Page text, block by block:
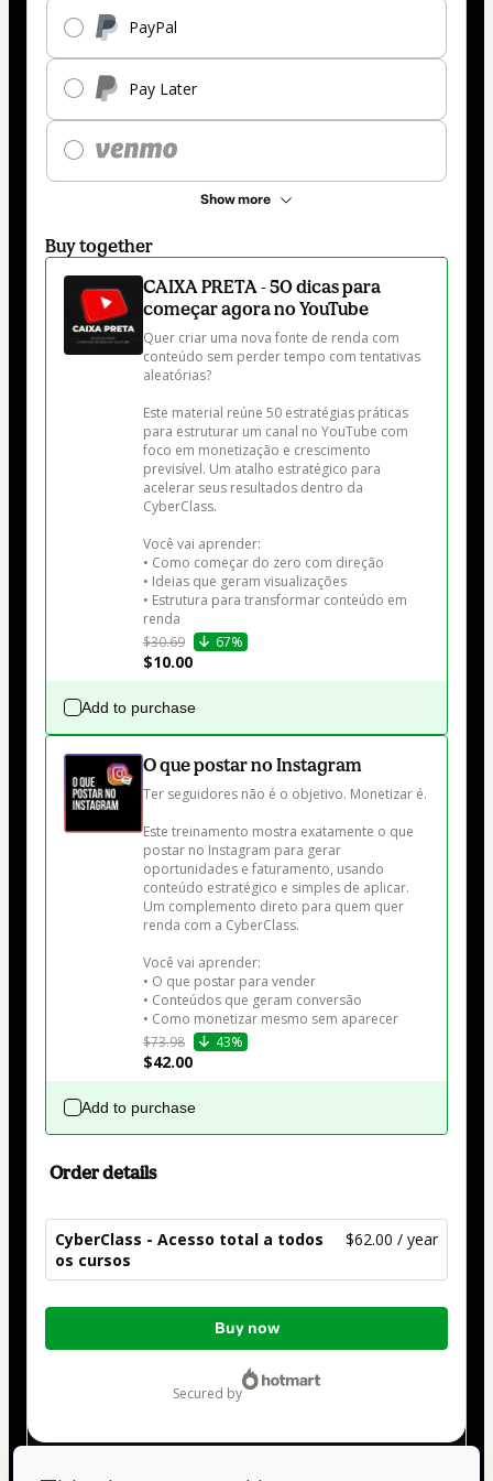
PayPal
Pay Later
Show more
Buy together
CAIXA PRETA - 50 dicas para
começar agora no YouTube
Quer criar uma nova fonte de renda com
conteúdo sem perder tempo com tentativas
aleatórias?
Este material reúne 50 estratégias práticas
para estruturar um canal no YouTube com
foco em monetização e crescimento
previsível. Um atalho estratégico para
acelerar seus resultados dentro da
CyberClass.
Você vai aprender:
• Como começar do zero com direção
• Ideias que geram visualizações
• Estrutura para transformar conteúdo em
renda
$30.69
67%
$10.00
Add to purchase
O que postar no Instagram
Ter seguidores não é o objetivo. Monetizar é.
Este treinamento mostra exatamente o que
postar no Instagram para gerar
oportunidades e faturamento, usando
conteúdo estratégico e simples de aplicar.
Um complemento direto para quem quer
renda com a CyberClass.
Você vai aprender:
• O que postar para vender
• Conteúdos que geram conversão
• Como monetizar mesmo sem aparecer
$73.98
43%
$42.00
Add to purchase
Order details
CyberClass - Acesso total a todos
os cursos
$62.00 / year
Total
Buy now
secured by